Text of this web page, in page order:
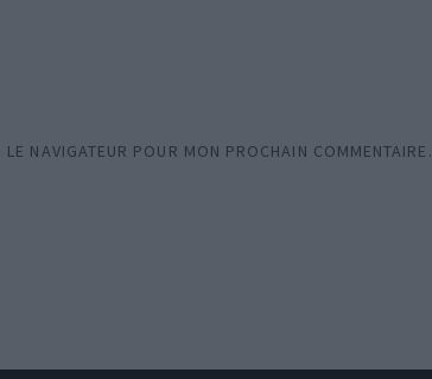
NAVIGATEUR POUR MON PROCHAIN COMMENTAIRE.